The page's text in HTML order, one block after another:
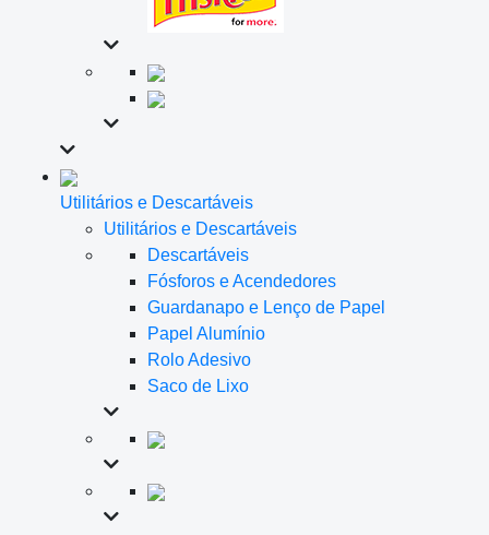
Utilitários e Descartáveis
Utilitários e Descartáveis
Descartáveis
Fósforos e Acendedores
Guardanapo e Lenço de Papel
Papel Alumínio
Rolo Adesivo
Saco de Lixo